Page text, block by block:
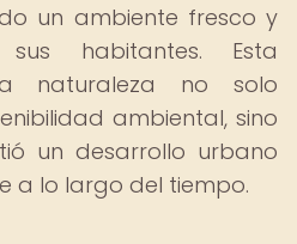
un ambiente fresco y
habitantes. Esta
naturaleza no solo
ambiental, sino
un desarrollo urbano
a lo largo del tiempo.